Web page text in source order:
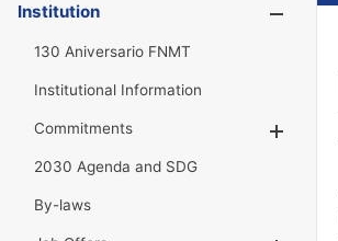
Institution
130 Aniversario FNMT
Institutional Information
Commitments
2030 Agenda and SDG
By-laws